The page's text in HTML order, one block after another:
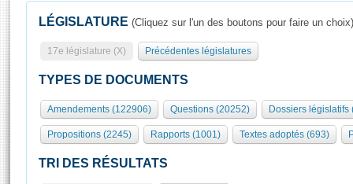
Présidence
577 députés
Groupes politiques
Séance publique
Commissions et autres organes
Europe et International
Rôle et pouvoirs de l'Assemblée
Organisation de l'Assemblée
Présidence Conférence des Présidents Bureau Collège des
Visiter l'Assemblée
Visite virtuelle du palais Bourbon
Assister à une séance
LÉGISLATURE (Cliquez sur l'un des boutons pour faire un choix)
17e législature (X) Précédentes législatures
TYPES DE DOCUMENTS
Amendements (122906) Questions (20252) Dossiers législatifs
Propositions (2245) Rapports (1001) Textes adoptés (693)
TRI DES RÉSULTATS